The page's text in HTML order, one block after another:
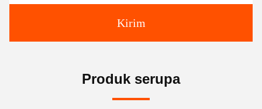
Kirim
Produk serupa